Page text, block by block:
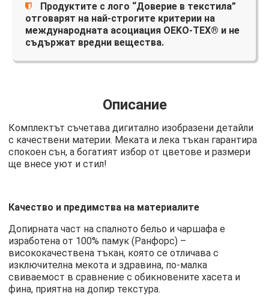
Продуктите с лого “Доверие в текстила”
отговарят на най-строгите критерии на
международната асоциация OEKO-TEX® и не
съдържат вредни вещества.
Описание
Комплектът съчетава дигитално изобразени детайли
с качествени материи. Меката и лека тъкан гарантира
спокоен сън, а богатият избор от цветове и размери
ще внесе уют и стил!
Качество и предимства на материалите
Допирната част на спалното бельо и чаршафа е
изработена от 100% памук (Ранфорс) –
висококачествена тъкан, която се отличава с
изключителна мекота и здравина, по-малка
свиваемост в сравнение с обикновените хасета и
фина, приятна на допир текстура.